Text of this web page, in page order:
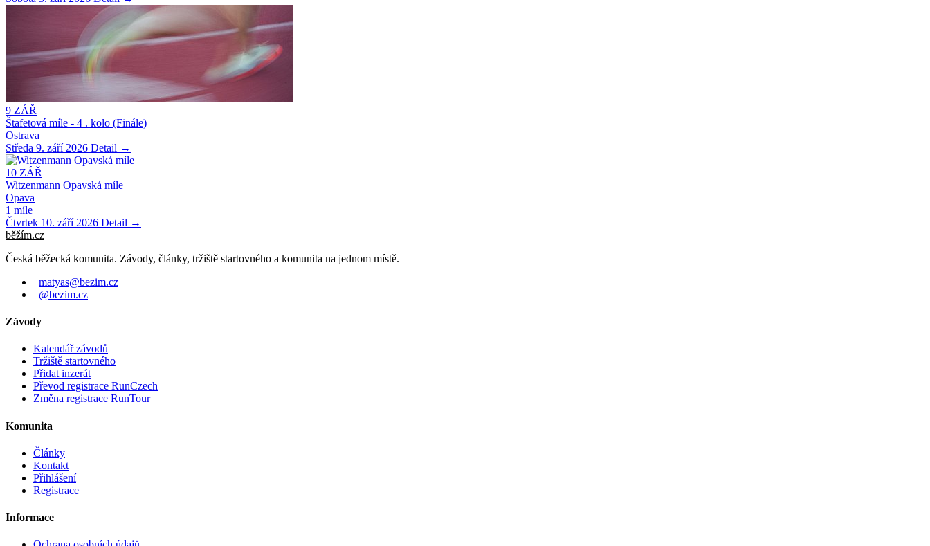
9 ZÁŘ
Štafetová míle - 4 . kolo (Finále)
Ostrava
Středa 9. září 2026 Detail →
10 ZÁŘ
Witzenmann Opavská míle
Opava
1 míle
Čtvrtek 10. září 2026 Detail →
běžím.cz
Česká běžecká komunita. Závody, články, tržiště startovného a komunita na jednom místě.
matyas@bezim.cz
@bezim.cz
Závody
Kalendář závodů
Tržiště startovného
Přidat inzerát
Převod registrace RunCzech
Změna registrace RunTour
Komunita
Články
Kontakt
Přihlášení
Registrace
Informace